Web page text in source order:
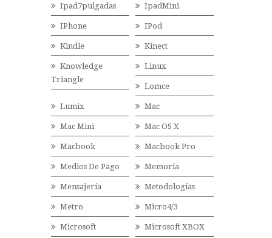
Ipad7pulgadas IpadMini
IPhone IPod
Kindle Kinect
Knowledge
Triangle
Linux
Lomce
Lumix Mac
Mac Mini Mac OS X
Macbook Macbook Pro
Medios De Pago Memoria
Mensajería Metodologías
Metro Micro4/3
Microsoft Microsoft XBOX